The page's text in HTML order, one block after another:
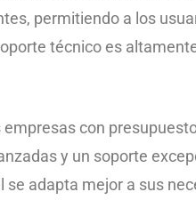
permitiendo a los
técnico es
con
y un soporte
adapta mejor a sus